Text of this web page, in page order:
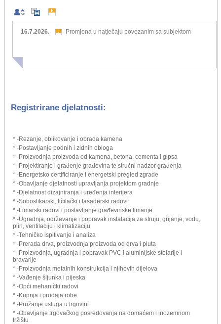
16.7.2026. Promjena u natječaju povezanim sa subjektom
Registrirane djelatnosti:
* -Rezanje, oblikovanje i obrada kamena
* -Postavljanje podnih i zidnih obloga
* -Proizvodnja proizvoda od kamena, betona, cementa i gipsa
* -Projektiranje i građenje građevina te stručni nadzor građenja
* -Energetsko certificiranje i energetski pregled zgrade
* -Obavljanje djelatnosti upravljanja projektom gradnje
* -Djelatnost dizajniranja i uređenja interijera
* -Soboslikarski, ličilački i fasaderski radovi
* -Limarski radovi i postavljanje građevinske limarije
* -Ugradnja, održavanje i popravak instalacija za struju, grijanje, vodu,
plin, ventilaciju i klimatizaciju
* -Tehničko ispitivanje i analiza
* -Prerada drva, proizvodnja proizvoda od drva i pluta
* -Proizvodnja, ugradnja i popravak PVC i aluminijske stolarije i
bravarije
* -Proizvodnja metalnih konstrukcija i njihovih dijelova
* -Vađenje šljunka i pijeska
* -Opći mehanički radovi
* -Kupnja i prodaja robe
* -Pružanje usluga u trgovini
* -Obavljanje trgovačkog posredovanja na domaćem i inozemnom
tržištu